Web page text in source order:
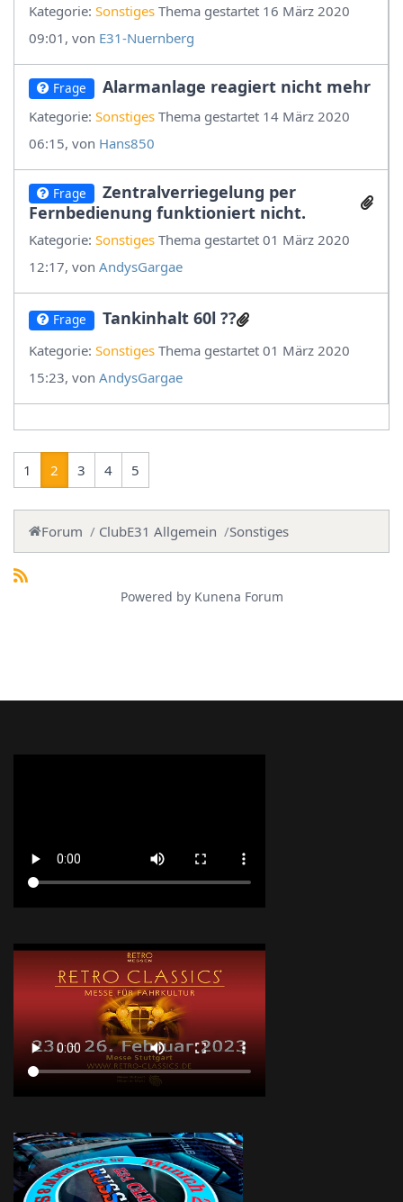
Kategorie: Sonstiges Thema gestartet 16 März 2020
09:01, von E31-Nuernberg
Frage Alarmanlage reagiert nicht mehr
Kategorie: Sonstiges Thema gestartet 14 März 2020
06:15, von Hans850
Frage
Zentralverriegelung per
Fernbedienung funktioniert nicht.
Kategorie: Sonstiges Thema gestartet 01 März 2020
12:17, von AndysGargae
Frage Tankinhalt 60l ??
Kategorie: Sonstiges Thema gestartet 01 März 2020
15:23, von AndysGargae
1 2 3 4 5
Forum ClubE31 Allgemein Sonstiges
Powered by Kunena Forum